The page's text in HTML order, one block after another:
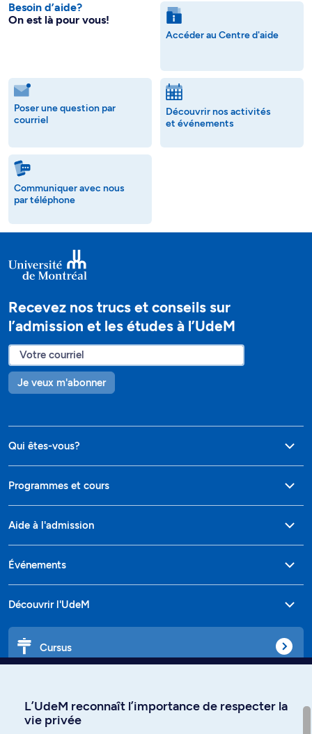
Besoin d’aide?
On est là pour vous!
Accéder au Centre d'aide
Poser une question par
courriel
Découvrir nos activités
et événements
Communiquer avec nous
par téléphone
Recevez nos trucs et conseils sur
l’admission et les études à l’UdeM
Je veux m'abonner
Qui êtes-vous?
Programmes et cours
Aide à l'admission
Événements
Découvrir l'UdeM
Cursus
L’UdeM reconnaît l’importance de respecter la
vie privée